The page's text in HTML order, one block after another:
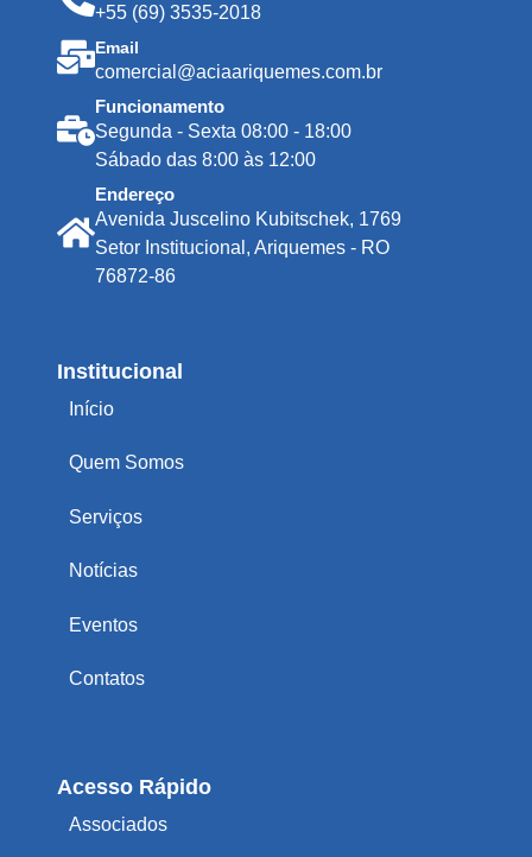
+55 (69) 3535-2018
Email
comercial@aciaariquemes.com.br
Funcionamento
Segunda - Sexta 08:00 - 18:00
Sábado das 8:00 às 12:00
Endereço
Avenida Juscelino Kubitschek, 1769
Setor Institucional, Ariquemes - RO
76872-86
Institucional
Início
Quem Somos
Serviços
Notícias
Eventos
Contatos
Acesso Rápido
Associados